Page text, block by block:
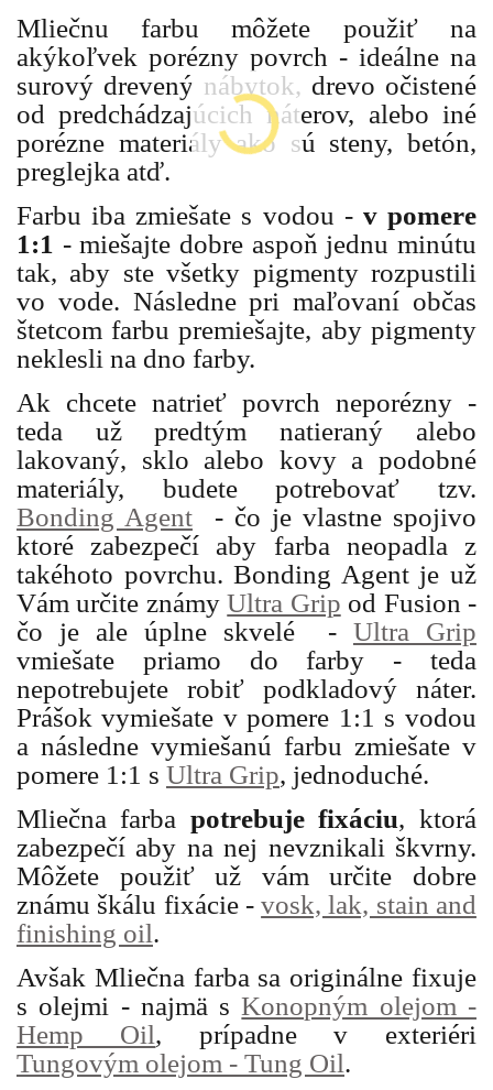
Mliečnu farbu môžete použiť na
akýkoľvek porézny povrch - ideálne na
surový drevený nábytok, drevo očistené
od predchádzajúcich náterov, alebo iné
porézne materiály ako sú steny, betón,
preglejka atď.
Farbu iba zmiešate s vodou - v pomere
1:1 - miešajte dobre aspoň jednu minútu
tak, aby ste všetky pigmenty rozpustili
vo vode. Následne pri maľovaní občas
štetcom farbu premiešajte, aby pigmenty
neklesli na dno farby.
Ak chcete natrieť povrch neporézny -
teda už predtým natieraný alebo
lakovaný, sklo alebo kovy a podobné
materiály, budete potrebovať tzv.
Bonding Agent - čo je vlastne spojivo
ktoré zabezpečí aby farba neopadla z
takéhoto povrchu. Bonding Agent je už
Vám určite známyUltra Grip od Fusion -
čo je ale úplne skvelé - Ultra Grip
vmiešate priamo do farby - teda
nepotrebujete robiť podkladový náter.
Prášok vymiešate v pomere 1:1 s vodou
a následne vymiešanú farbu zmiešate v
pomere 1:1 s Ultra Grip, jednoduché.
Mliečna farba potrebuje fixáciu, ktorá
zabezpečí aby na nej nevznikali škvrny.
Môžete použiť už vám určite dobre
známu škálu fixácie -vosk, lak, stain and
finishing oil.
Avšak Mliečna farba sa originálne fixuje
s olejmi - najmä sKonopným olejom -
Hemp Oil, prípadne v exteriéri
Tungovým olejom - Tung Oil.